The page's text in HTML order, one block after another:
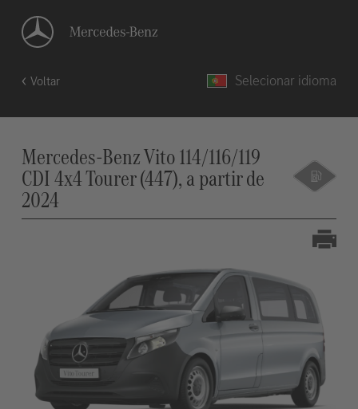
Voltar Selecionar idioma
Mercedes-Benz Vito 114/116/119
CDI 4x4 Tourer (447), a partir de
2024